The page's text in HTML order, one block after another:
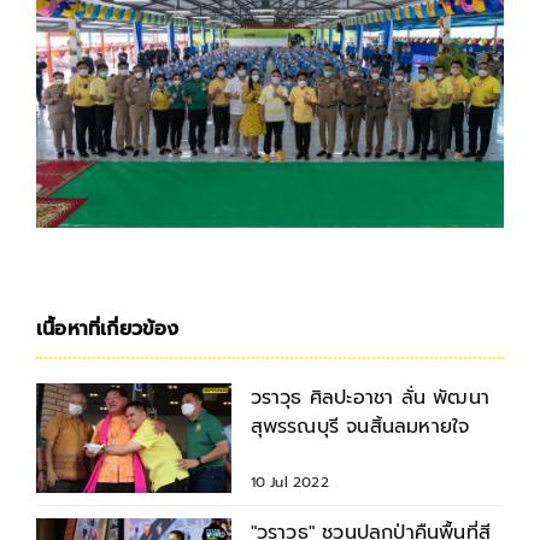
เนื้อหาที่เกี่ยวข้อง
วราวุธ ศิลปะอาชา ลั่น พัฒนา
สุพรรณบุรี จนสิ้นลมหายใจ
10 Jul 2022
"วราวุธ" ชวนปลูกป่าคืนพื้นที่สี